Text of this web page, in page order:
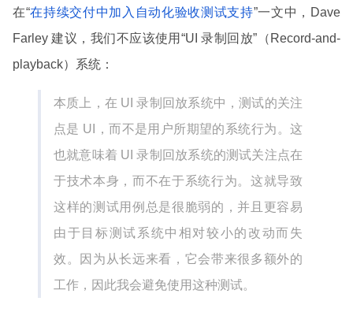
在“在持续交付中加入自动化验收测试支持”一文中，Dave
Farley 建议，我们不应该使用“UI 录制回放”（Record-and-
playback）系统：
本质上，在 UI 录制回放系统中，测试的关注
点是 UI，而不是用户所期望的系统行为。这
也就意味着 UI 录制回放系统的测试关注点在
于技术本身，而不在于系统行为。这就导致
这样的测试用例总是很脆弱的，并且更容易
由于目标测试系统中相对较小的改动而失
效。因为从长远来看，它会带来很多额外的
工作，因此我会避免使用这种测试。